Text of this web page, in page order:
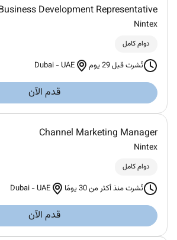
Development Representative
Nintex
دوام كامل
نُشرت قبل 29 يوم Dubai -UAE
قدم الآن
Channel Marketing Manager
Nintex
دوام كامل
نُشرت منذ أكثر من 30 يومًا Dubai -UAE
قدم الآن